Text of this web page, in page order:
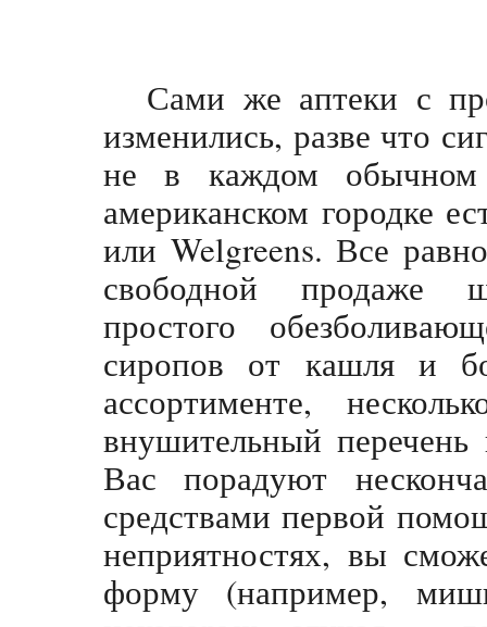
Сами же аптеки с
изменились, разве что
не в каждом
американском городке
или Welgreens. Все
свободной продаже
простого
сиропов от кашля и
ассортименте,
внушительный
Вас порадуют
средствами первой
неприятностях, вы
форму (например,